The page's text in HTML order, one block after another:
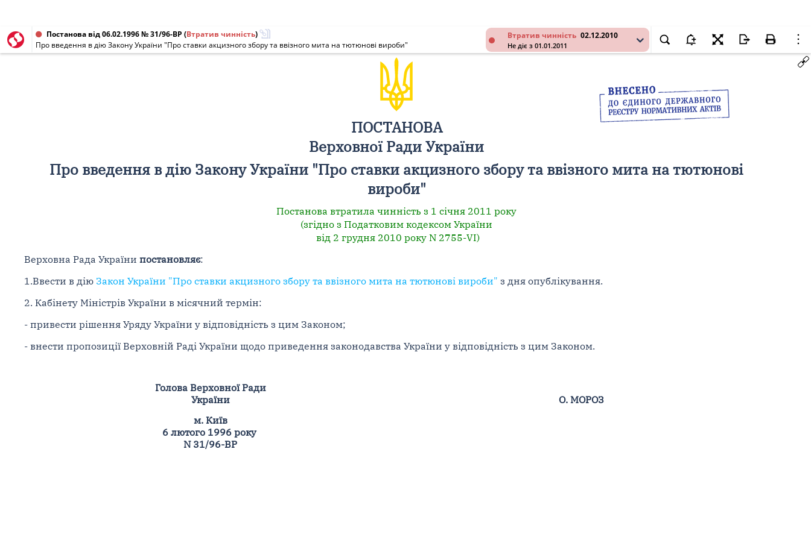
Втратив чинність 02.12.2010
Не діє з 01.01.2011
Постанова від 06.02.1996 № 31/96-ВР (Втратив чинність)
Про введення в дію Закону України "Про ставки акцизного збору та ввізного мита на тютюнові вироби"